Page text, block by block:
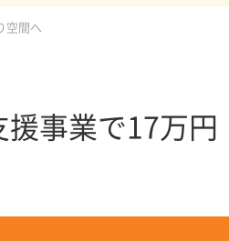
空間へ
援事業で17万円